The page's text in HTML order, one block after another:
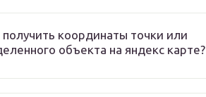
получить координаты точки или
объекта на яндекс карте?